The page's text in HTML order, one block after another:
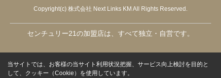
Copyright(c) 株式会社 Next Links KM All Rights Reserved.
センチュリー21の加盟店は、すべて独立・自営です。
当サイトでは、お客様の当サイト利用状況把握、サービス向上検討を目的と
して、クッキー（Cookie）を使用しています。